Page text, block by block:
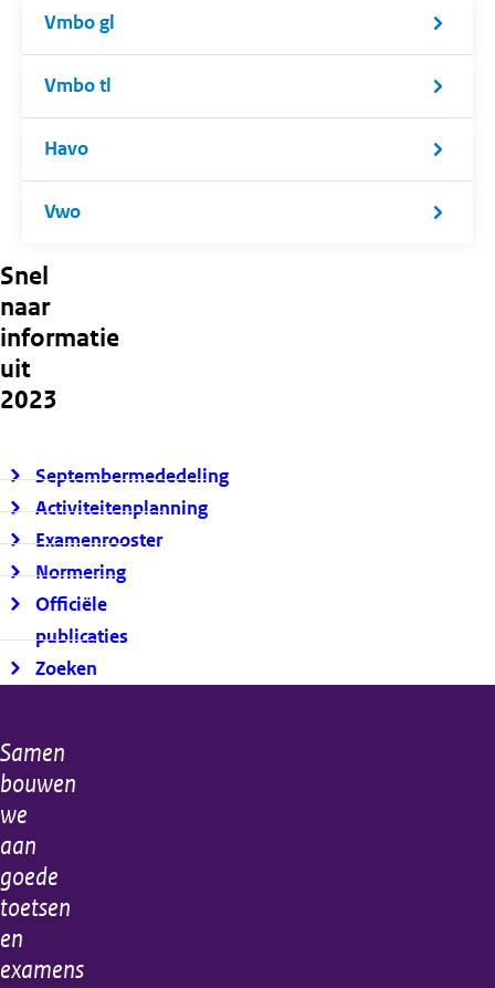
Vmbo gl
Vmbo tl
Havo
Vwo
Snel
naar
informatie
uit
2023
Septembermededeling
Activiteitenplanning
Examenrooster
Normering
Officiële
publicaties
Zoeken
Algemene
informatie
Samen
bouwen
we
aan
goede
toetsen
en
examens